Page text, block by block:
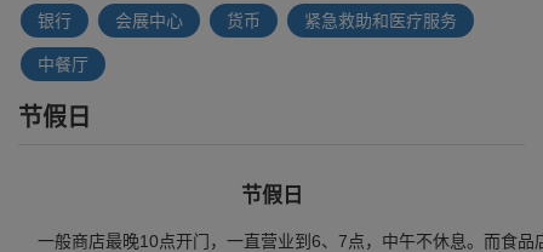
银行 会展中心 货币 紧急救助和医疗服务
中餐厅
节假日
节假日
一般商店最晚10点开门，一直营业到6、7点，中午不休息。而食